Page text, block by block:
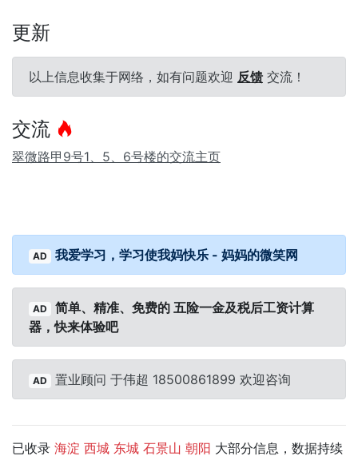
更新
以上信息收集于网络，如有问题欢迎 反馈 交流！
交流
翠微路甲9号1、5、6号楼的交流主页
AD 我爱学习，学习使我妈快乐 - 妈妈的微笑网
AD
简单、精准、免费的 五险一金及税后工资计算
器，快来体验吧
AD 置业顾问 于伟超 18500861899 欢迎咨询
已收录 海淀 西城 东城 石景山 朝阳 大部分信息，数据持续